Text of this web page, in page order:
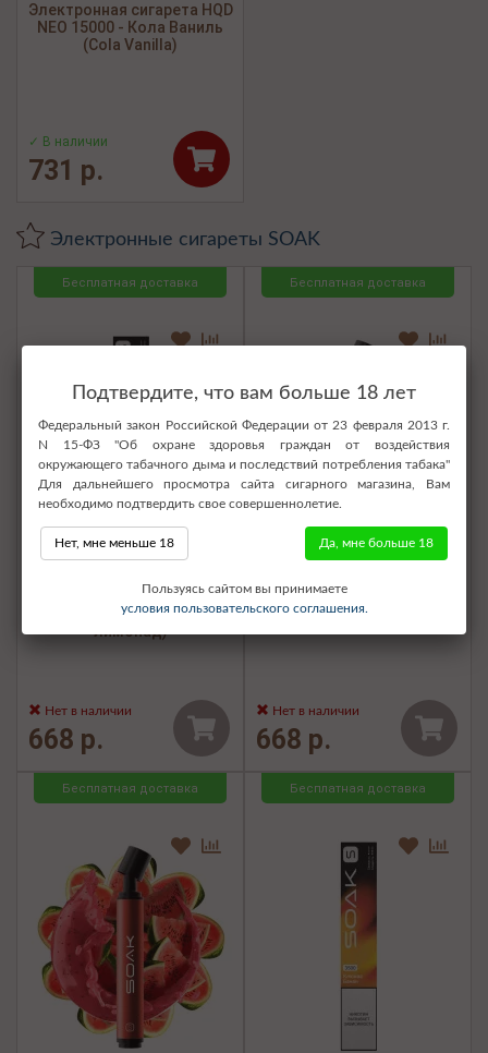
Электронная сигарета HQD
NEO 15000 - Кола Ваниль
(Cola Vanilla)
✓ В наличии
731 р.
Электронные сигареты SOAK
Бесплатная доставка
Pods S 3500 - Cactus
Limonade (Кактусовый
лимонад)
Нет в наличии
668 р.
Бесплатная доставка
Pods S 3500 - Jello Coke
(Мармеладная кола)
Нет в наличии
668 р.
Бесплатная доставка Бесплатная доставка
Подтвердите, что вам больше 18 лет
Федеральный закон Российской Федерации от 23 февраля 2013 г.
N 15-ФЗ "Об охране здоровья граждан от воздействия
окружающего табачного дыма и последствий потребления табака"
Для дальнейшего просмотра сайта сигарного магазина, Вам
необходимо подтвердить свое совершеннолетие.
Нет, мне меньше 18 Да, мне больше 18
Пользуясь сайтом вы принимаете
условия пользовательского соглашения.